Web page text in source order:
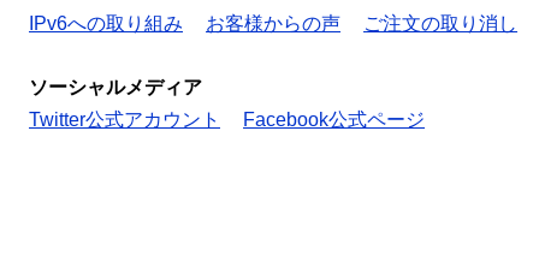
IPv6への取り組み
お客様からの声 ご注文の取り消し
ソーシャルメディア
Twitter公式アカウント
Facebook公式ページ